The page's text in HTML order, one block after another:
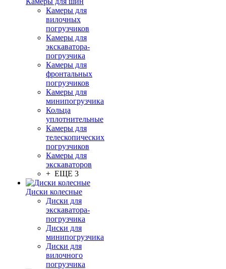
Камеры для
вилочных
погрузчиков
Камеры для
экскаватора-
погрузчика
Камеры для
фронтальных
погрузчиков
Камеры для
минипогрузчика
Кольца
уплотнительные
Камеры для
телескопических
погрузчиков
Камеры для
экскаваторов
+ ЕЩЕ 3
Диски колесные
Диски для
экскаватора-
погрузчика
Диски для
минипогрузчика
Диски для
вилочного
погрузчика